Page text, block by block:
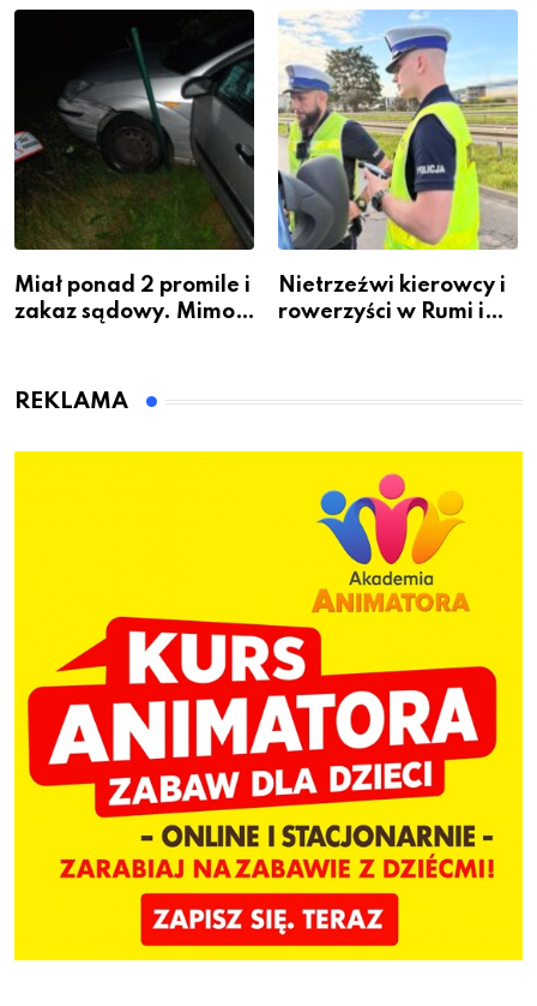
zawodem przyszłości i
gdzie się go nauczyć?
Warszawskiego
Miał ponad 2 promile i
zakaz sądowy. Mimo
Bolszewie i uderzył w
Nietrzeźwi kierowcy i
rowerzyści w Rumi i
REKLAMA